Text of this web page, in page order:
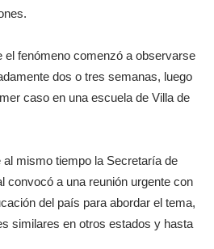
el fenómeno comenzó a observarse
dos o tres semanas, luego
caso en una escuela de Villa de
mismo tiempo la Secretaría de
convocó a una reunión urgente con
del país para abordar el tema,
similares en otros estados y hasta